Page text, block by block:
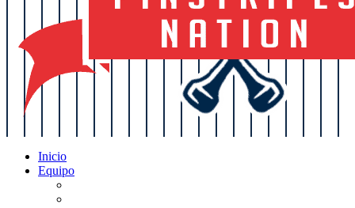
Inicio
Equipo